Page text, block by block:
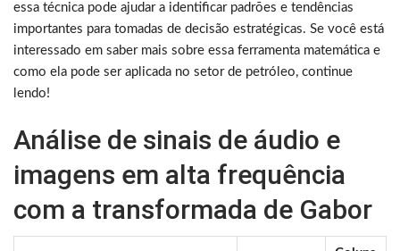
essa técnica pode ajudar a identificar padrões e tendências
importantes para tomadas de decisão estratégicas. Se você está
interessado em saber mais sobre essa ferramenta matemática e
como ela pode ser aplicada no setor de petróleo, continue
lendo!
Análise de sinais de áudio e
imagens em alta frequência
com a transformada de Gabor